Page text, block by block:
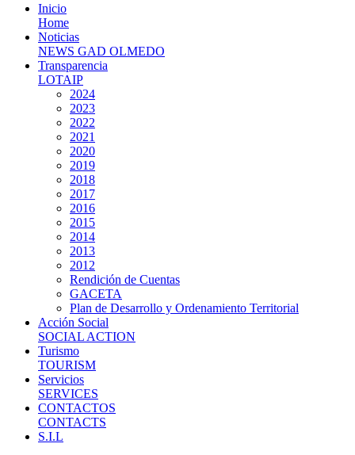
Inicio
Home
Noticias
NEWS GAD OLMEDO
Transparencia
LOTAIP
2024
2023
2022
2021
2020
2019
2018
2017
2016
2015
2014
2013
2012
Rendición de Cuentas
GACETA
Plan de Desarrollo y Ordenamiento Territorial
Acción Social
SOCIAL ACTION
Turismo
TOURISM
Servicios
SERVICES
CONTACTOS
CONTACTS
S.I.L